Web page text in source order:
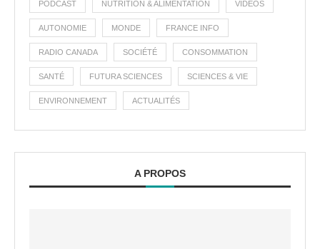
PODCAST NUTRITION & ALIMENTATION VIDÉOS
AUTONOMIE MONDE FRANCE INFO
RADIO CANADA SOCIÉTÉ CONSOMMATION
SANTÉ FUTURA SCIENCES SCIENCES & VIE
ENVIRONNEMENT ACTUALITÉS
A PROPOS